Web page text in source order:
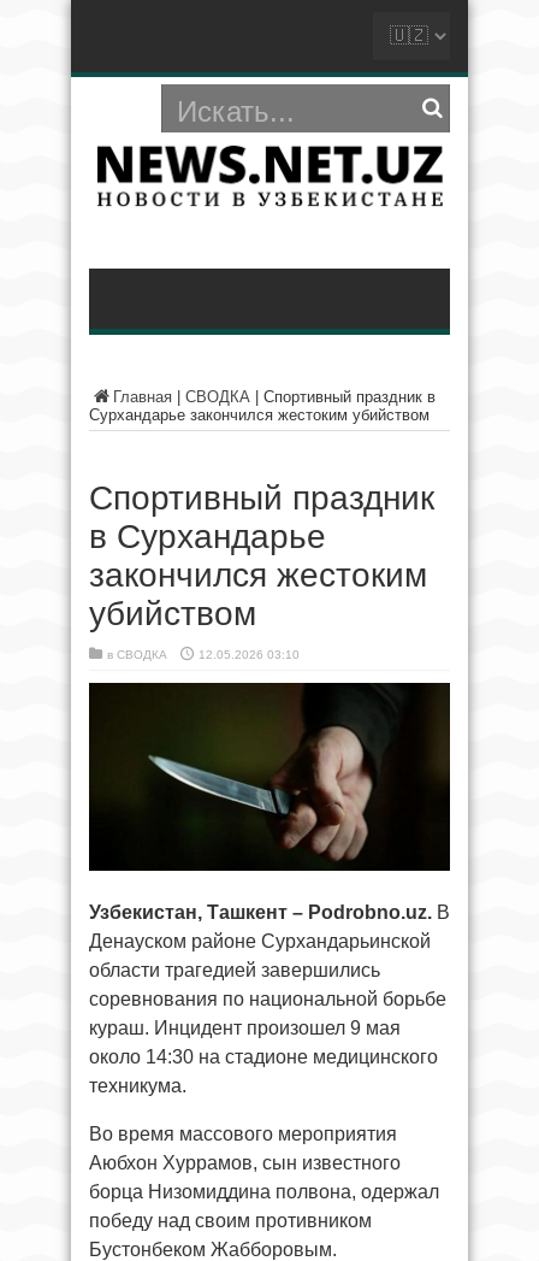
Главная СВОДКА
Спортивный праздник в
Сурхандарье закончился жестоким убийством
Спортивный праздник
в Сурхандарье
закончился жестоким
убийством
в СВОДКА 12.05.2026 03:10
Узбекистан, Ташкент – Podrobno.uz. В
Денауском районе Сурхандарьинской
области трагедией завершились
соревнования по национальной борьбе
кураш. Инцидент произошел 9 мая
около 14:30 на стадионе медицинского
техникума.
Во время массового мероприятия
Аюбхон Хуррамов, сын известного
борца Низомиддина полвона, одержал
победу над своим противником
Бустонбеком Жабборовым.